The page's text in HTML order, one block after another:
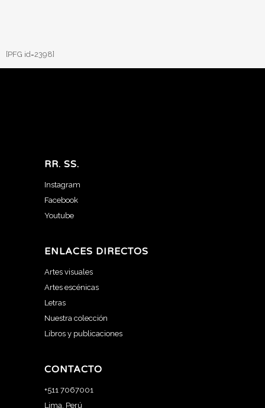
[PFG id=2398]
RR. SS.
Instagram
Facebook
Youtube
ENLACES DIRECTOS
Artes visuales
Artes escénicas
Letras
Nuestra colección
Libros y publicaciones
CONTACTO
+511 7067001
Lima, Perú